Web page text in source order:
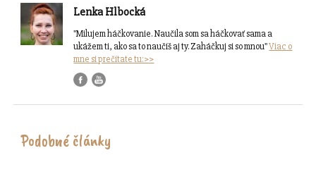
Lenka Hlbocká
"Milujem háčkovanie. Naučila som sa háčkovať sama a
ukážem ti, ako sa to naučíš aj ty. Zaháčkuj si so mnou"Viac o
mne si prečítate tu:>>
Podobné články